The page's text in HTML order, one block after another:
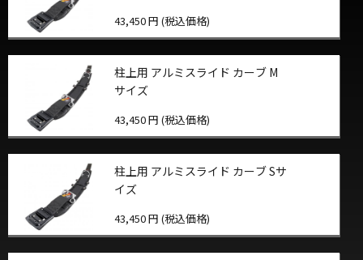
43,450 円 (税込価格)
柱上用 アルミスライド カーブ M
サイズ
43,450 円 (税込価格)
柱上用 アルミスライド カーブ Sサ
イズ
43,450 円 (税込価格)